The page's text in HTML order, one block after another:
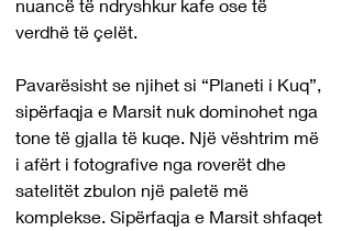
nuancë të ndryshkur kafe ose të
verdhë të çelët.
Pavarësisht se njihet si “Planeti i Kuq”,
sipërfaqja e Marsit nuk dominohet nga
tone të gjalla të kuqe. Një vështrim më
i afërt i fotografive nga roverët dhe
satelitët zbulon një paletë më
komplekse. Sipërfaqja e Marsit shfaqet